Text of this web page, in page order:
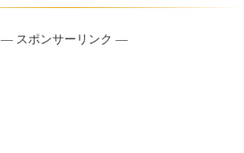
― スポンサーリンク ―